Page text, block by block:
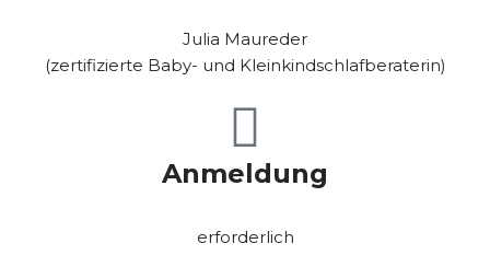
Julia Maureder
(zertifizierte Baby- und Kleinkindschlafberaterin)
Anmeldung
erforderlich